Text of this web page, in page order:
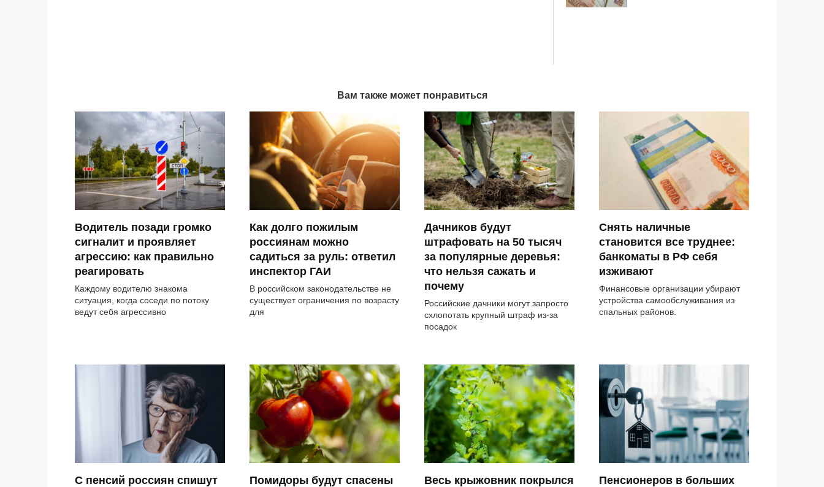
Вам также может понравиться
Водитель позади громко
сигналит и проявляет
агрессию: как правильно
реагировать
Каждому водителю знакома
ситуация, когда соседи по потоку
ведут себя агрессивно
Как долго пожилым
россиянам можно
садиться за руль: ответил
инспектор ГАИ
В российском законодательстве не
существует ограничения по возрасту
для
Дачников будут
штрафовать на 50 тысяч
за популярные деревья:
что нельзя сажать и
почему
Российские дачники могут запросто
схлопотать крупный штраф из-за
посадок
Снять наличные
становится все труднее:
банкоматы в РФ себя
изживают
Финансовые организации убирают
устройства самообслуживания из
спальных районов.
С пенсий россиян спишут
Помидоры будут спасены
Весь крыжовник покрылся
Пенсионеров в больших